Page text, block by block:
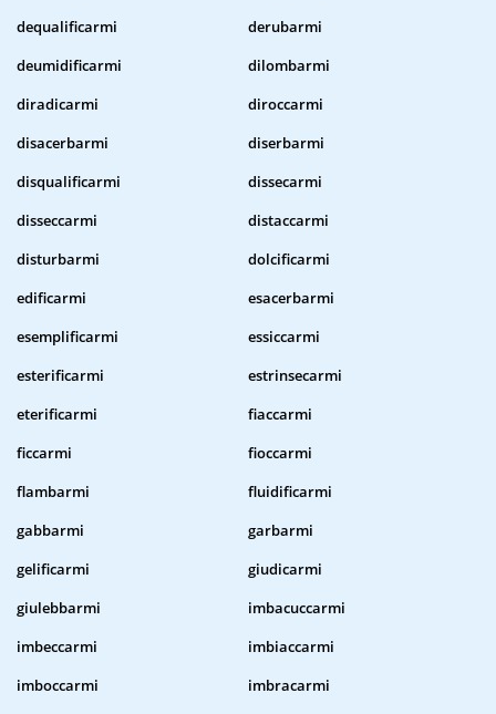
dequalificarmi
derubarmi
deumidificarmi
dilombarmi
diradicarmi
diroccarmi
disacerbarmi
diserbarmi
disqualificarmi
dissecarmi
disseccarmi
distaccarmi
disturbarmi
dolcificarmi
edificarmi
esacerbarmi
esemplificarmi
essiccarmi
esterificarmi
estrinsecarmi
eterificarmi
fiaccarmi
ficcarmi
fioccarmi
flambarmi
fluidificarmi
gabbarmi
garbarmi
gelificarmi
giudicarmi
giulebbarmi
imbacuccarmi
imbeccarmi
imbiaccarmi
imboccarmi
imbracarmi